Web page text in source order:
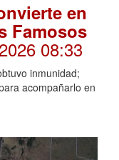
en
Famosos
08:33
inmunidad;
acompañarlo en